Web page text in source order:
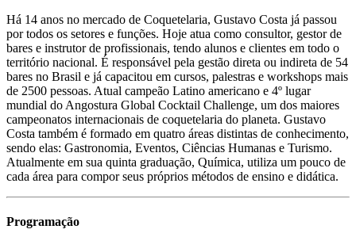
Há 14 anos no mercado de Coquetelaria, Gustavo Costa já passou
por todos os setores e funções. Hoje atua como consultor, gestor de
bares e instrutor de profissionais, tendo alunos e clientes em todo o
território nacional. É responsável pela gestão direta ou indireta de 54
bares no Brasil e já capacitou em cursos, palestras e workshops mais
de 2500 pessoas. Atual campeão Latino americano e 4º lugar
mundial do Angostura Global Cocktail Challenge, um dos maiores
campeonatos internacionais de coquetelaria do planeta. Gustavo
Costa também é formado em quatro áreas distintas de conhecimento,
sendo elas: Gastronomia, Eventos, Ciências Humanas e Turismo.
Atualmente em sua quinta graduação, Química, utiliza um pouco de
cada área para compor seus próprios métodos de ensino e didática.
Programação